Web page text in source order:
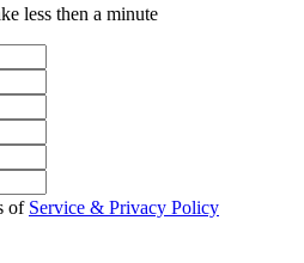
less then a minute
of Service & Privacy Policy